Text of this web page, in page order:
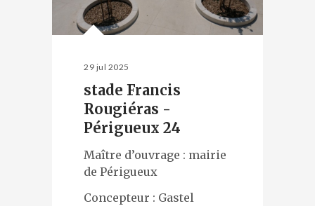
29 jul 2025
stade Francis
Rougiéras -
Périgueux 24
Maître d’ouvrage : mairie
de Périgueux
Concepteur : Gastel